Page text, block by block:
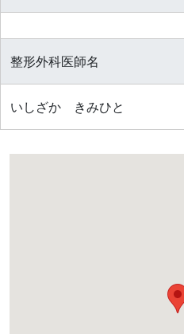
整形外科医師名
いしざか きみひと